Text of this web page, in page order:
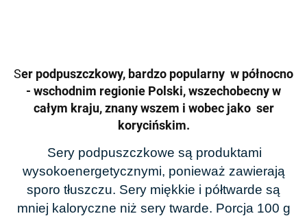
Ser podpuszczkowy, bardzo popularny w północno
- wschodnim regionie Polski, wszechobecny w
całym kraju, znany wszem i wobec jako ser
korycińskim.
Sery podpuszczkowe są produktami
wysokoenergetycznymi, ponieważ zawierają
sporo tłuszczu. Sery miękkie i półtwarde są
mniej kaloryczne niż sery twarde. Porcja 100 g